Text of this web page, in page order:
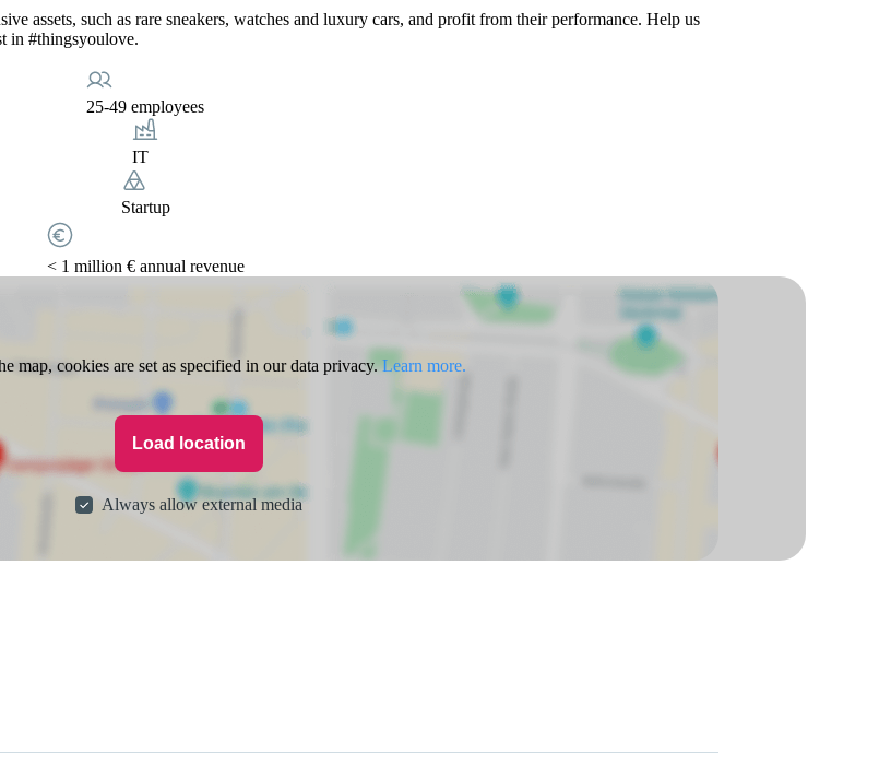
assets, such as rare sneakers, watches and luxury cars, and profit from their performance. Help us
in #thingsyoulove.
25-49 employees
IT
Startup
< 1 million € annual revenue
map, cookies are set as specified in our data privacy.Learn more.
Load location
Always allow external media